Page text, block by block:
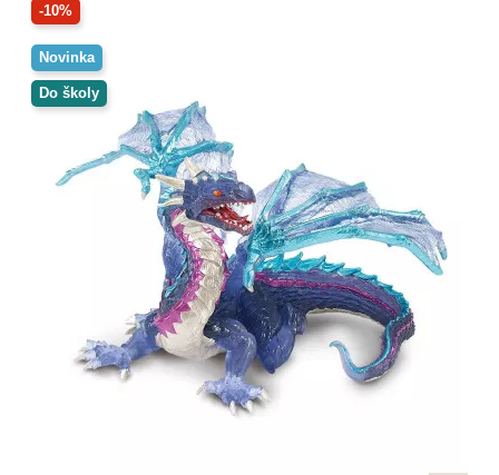
-10%
Novinka
Do školy